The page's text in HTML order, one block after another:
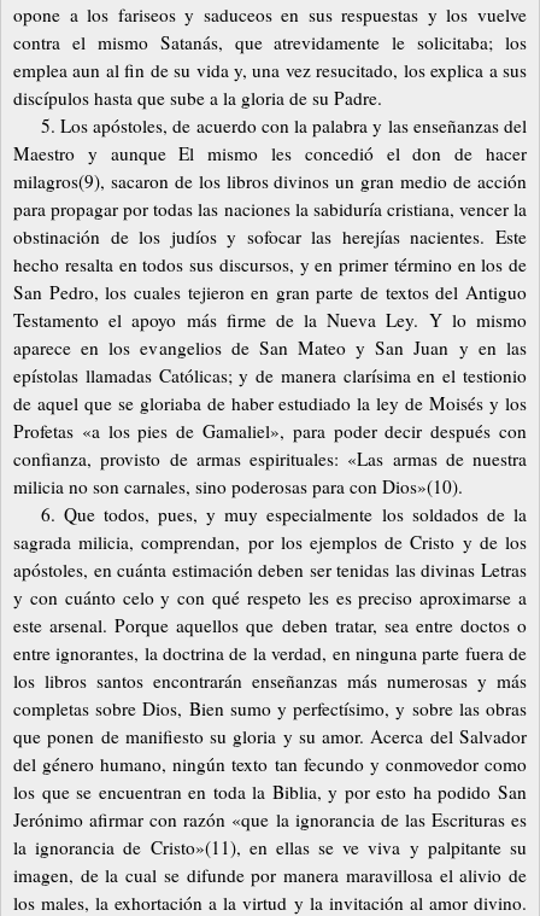
opone a los fariseos y saduceos en sus respuestas y los vuelve
contra el mismo Satanás, que atrevidamente le solicitaba; los
emplea aun al fin de su vida y, una vez resucitado, los explica a sus
discípulos hasta que sube a la gloria de su Padre.
5. Los apóstoles, de acuerdo con la palabra y las enseñanzas del
Maestro y aunque El mismo les concedió el don de hacer
milagros(9), sacaron de los libros divinos un gran medio de acción
para propagar por todas las naciones la sabiduría cristiana, vencer la
obstinación de los judíos y sofocar las herejías nacientes. Este
hecho resalta en todos sus discursos, y en primer término en los de
San Pedro, los cuales tejieron en gran parte de textos del Antiguo
Testamento el apoyo más firme de la Nueva Ley. Y lo mismo
aparece en los evangelios de San Mateo y San Juan y en las
epístolas llamadas Católicas; y de manera clarísima en el testionio
de aquel que se gloriaba de haber estudiado la ley de Moisés y los
Profetas «a los pies de Gamaliel», para poder decir después con
confianza, provisto de armas espirituales: «Las armas de nuestra
milicia no son carnales, sino poderosas para con Dios»(10).
6. Que todos, pues, y muy especialmente los soldados de la
sagrada milicia, comprendan, por los ejemplos de Cristo y de los
apóstoles, en cuánta estimación deben ser tenidas las divinas Letras
y con cuánto celo y con qué respeto les es preciso aproximarse a
este arsenal. Porque aquellos que deben tratar, sea entre doctos o
entre ignorantes, la doctrina de la verdad, en ninguna parte fuera de
los libros santos encontrarán enseñanzas más numerosas y más
completas sobre Dios, Bien sumo y perfectísimo, y sobre las obras
que ponen de manifiesto su gloria y su amor. Acerca del Salvador
del género humano, ningún texto tan fecundo y conmovedor como
los que se encuentran en toda la Biblia, y por esto ha podido San
Jerónimo afirmar con razón «que la ignorancia de las Escrituras es
la ignorancia de Cristo»(11), en ellas se ve viva y palpitante su
imagen, de la cual se difunde por manera maravillosa el alivio de
los males, la exhortación a la virtud y la invitación al amor divino.